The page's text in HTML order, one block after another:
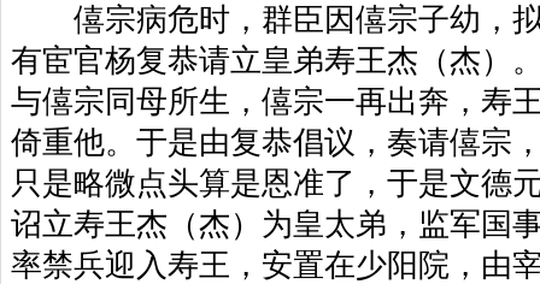
僖宗病危时，群臣因僖宗子幼，拟
有宦官杨复恭请立皇弟寿王杰（杰）
与僖宗同母所生，僖宗一再出奔，寿
倚重他。于是由复恭倡议，奏请僖宗
只是略微点头算是恩准了，于是文德
诏立寿王杰（杰）为皇太弟，监军国
率禁兵迎入寿王，安置在少阳院，由